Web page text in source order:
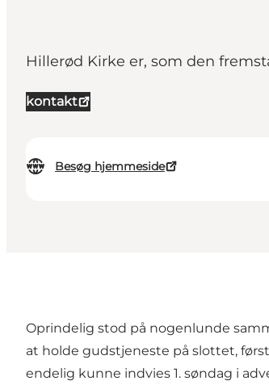
Hillerød Kirke er, som den
kontakt
Besøg hjemmeside
Oprindelig stod på nogenlunde
at holde gudstjeneste på slottet,
endelig kunne indvies 1. søndag i